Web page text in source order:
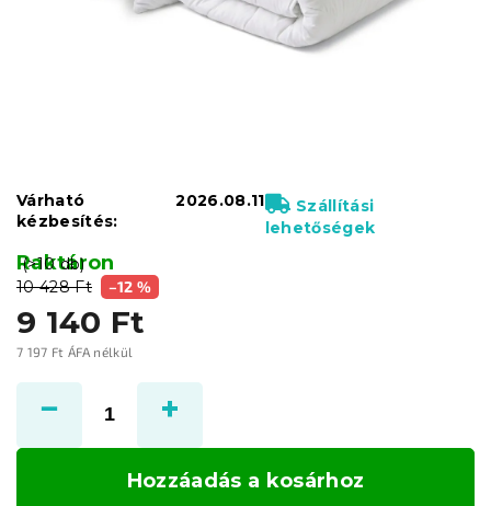
10 428 Ft –12 %
9 140 Ft
7 197 Ft ÁFA nélkül
Raktáron
(>10 db)
Várható
kézbesítés:
2026.08.11
Szállítási
lehetőségek
Hozzáadás a kosárhoz